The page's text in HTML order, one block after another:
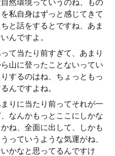
然環境っていうのね、もの
私自身はずっと感じてきて
と話をするとですね、あま
んですよ。
て当たり前すぎて、あまり
山に登ったことないってい
するのはね、ちょっともっ
んですよね。
りに当たり前ってそれが一
なんかもっとここにしかな
ね、全面に出して、しかも
っていうような気運がね、
かなと思ってるんですけ